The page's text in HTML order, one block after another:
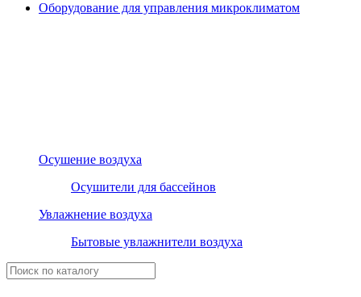
Оборудование для управления микроклиматом
Осушение воздуха
Осушители для бассейнов
Увлажнение воздуха
Бытовые увлажнители воздуха